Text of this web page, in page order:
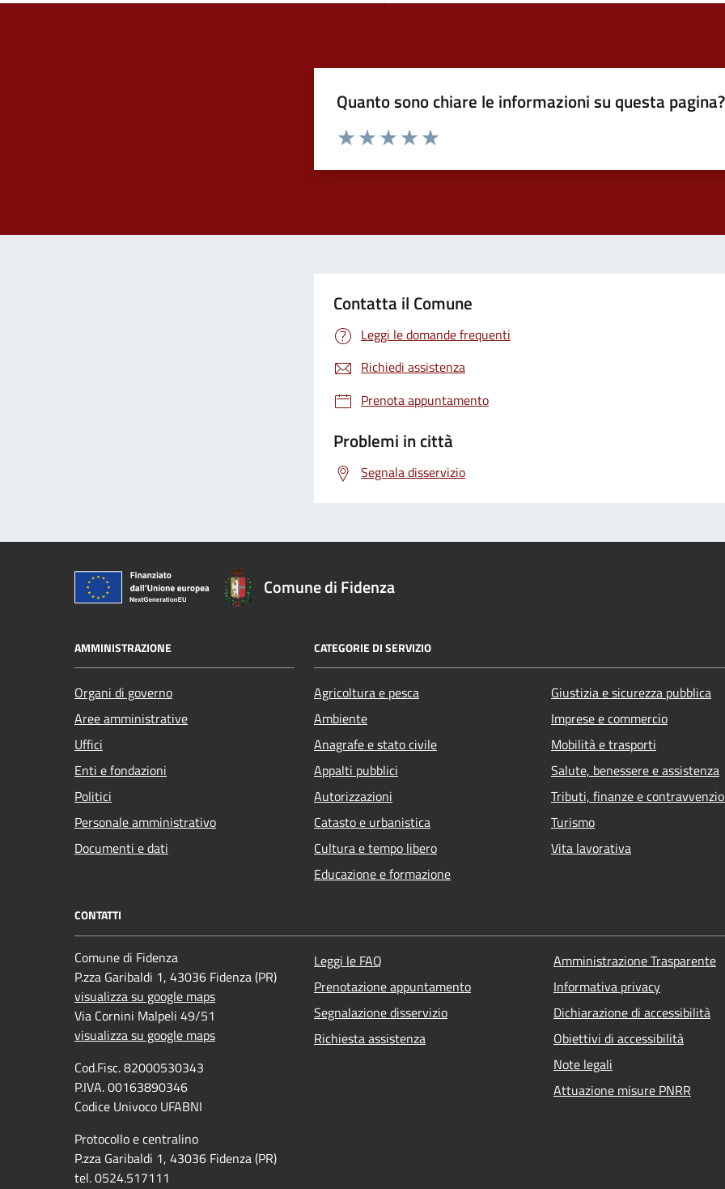
Quanto sono chiare le informazioni su questa pagina?
Valuta da 1 a 5 stelle la pagina
Contatta il Comune
Leggi le domande frequenti
Richiedi assistenza
Prenota appuntamento
Problemi in città
Segnala disservizio
Comune di Fidenza
AMMINISTRAZIONE
Organi di governo
Aree amministrative
Uffici
Enti e fondazioni
Politici
Personale amministrativo
Documenti e dati
CATEGORIE DI SERVIZIO
Agricoltura e pesca
Ambiente
Anagrafe e stato civile
Appalti pubblici
Autorizzazioni
Catasto e urbanistica
Cultura e tempo libero
Educazione e formazione
Giustizia e sicurezza pubblica
Imprese e commercio
Mobilità e trasporti
Salute, benessere e assistenza
Tributi, finanze e
Turismo
Vita lavorativa
CONTATTI
Comune di Fidenza
P.zza Garibaldi 1, 43036 Fidenza (PR)
visualizza su google maps
Via Cornini Malpeli 49/51
visualizza su google maps
Cod.Fisc. 82000530343
P.IVA. 00163890346
Codice Univoco UFABNI
Protocollo e centralino
P.zza Garibaldi 1, 43036 Fidenza (PR)
tel. 0524.517111
Leggi le FAQ
Prenotazione appuntamento
Segnalazione disservizio
Richiesta assistenza
Amministrazione Trasparente
Informativa privacy
Dichiarazione di accessibilità
Obiettivi di accessibilità
Note legali
Attuazione misure PNRR